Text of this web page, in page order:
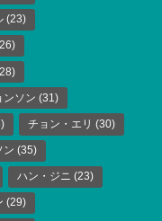
(23)
ンソン (31)
チョン・エリ (30)
ン (35)
ハン・ジニ (23)
(29)